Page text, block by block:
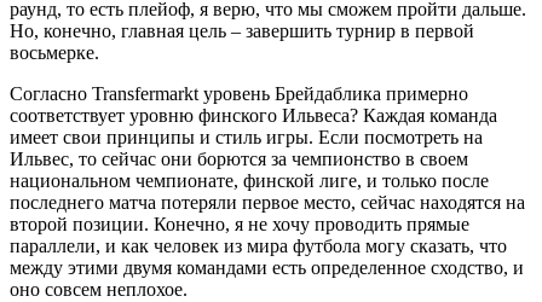
раунд, то есть плейоф, я верю, что мы сможем пройти дальше.
Но, конечно, главная цель – завершить турнир в первой
восьмерке.
Согласно Transfermarkt уровень Брейдаблика примерно
соответствует уровню финского Ильвеса? Каждая команда
имеет свои принципы и стиль игры. Если посмотреть на
Ильвес, то сейчас они борются за чемпионство в своем
национальном чемпионате, финской лиге, и только после
последнего матча потеряли первое место, сейчас находятся на
второй позиции. Конечно, я не хочу проводить прямые
параллели, и как человек из мира футбола могу сказать, что
между этими двумя командами есть определенное сходство, и
оно совсем неплохое.